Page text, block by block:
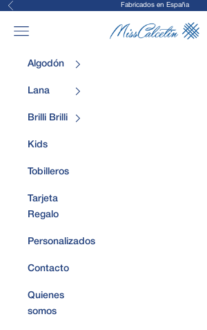
Ir al contenido
Anterior Fabricados en España
MissCalcetin
Abrir menú de navegación
Algodón
Lana
Brilli Brilli
Kids
Tobilleros
Tarjeta
Regalo
Personalizados
Contacto
Quienes
somos